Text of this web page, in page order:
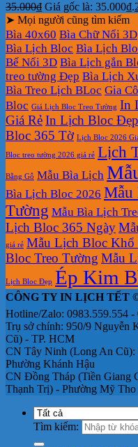
35.000₫ Giá gốc là: 35.000₫.
➤ Mọi người cũng tìm kiếm
Bìa 40x60 Bìa Chữ Nổi 3D
Bìa Lịch Bloc Bìa Lịch
Bế Nổi 3D Bìa Lịch gắn
treo tường Đẹp Bìa Lịch
Bìa Treo Lịch BLoc Gia
Bloc Giá Lịch Bloc Treo Tường In
Giá RẻIn Lịch Bloc Đẹp
Bloc 365 Tờ Lịch Bloc 2026
Bloc treo tường 2026 giá rẻ Lịch
Bằng Gỗ Mẫu Bìa Lịch
Bìa Lịch Bloc 2026 Mẫu
Tường Mẫu Bìa Lịch
Lịch Bloc 365 Ngày
giá rẻ Mẫu Lịch Bloc Khổ
Bloc Treo Tường Mẫu
Lịch Bloc Đẹp Ép Kim
CÔNG TY IN LỊCH TẾT
Hotline/Zalo: 0983.559.554
Trụ sở chính: 950/9 Nguyễn
Cũ) - TP. HCM
CN Tây Ninh (Long An
Phường Khánh Hậu
CN Đồng Tháp (Tiền Giang
Thạnh Trị) - Phường Mỹ Tho
Tìm kiếm: